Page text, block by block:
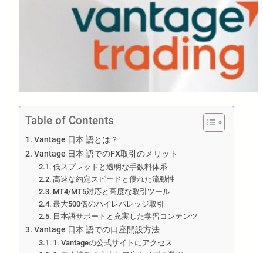
Table of Contents
Vantage 日本 語とは？
Vantage 日本 語でのFX取引のメリット
低スプレッドと透明な手数料体系
高速な約定スピードと優れた流動性
MT4/MT5対応と高度な取引ツール
最大500倍のハイレバレッジ取引
日本語サポートと充実した学習コンテンツ
Vantage 日本 語での口座開設方法
1. Vantageの公式サイトにアクセス